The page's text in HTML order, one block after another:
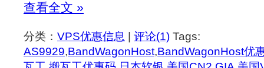
查看全文 »
分类： VPS优惠信息 | 评论(1) Tags:
AS9929,BandWagonHost,BandWagonHost优